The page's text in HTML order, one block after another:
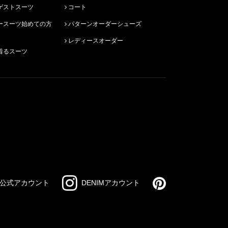
ストスーツ
るスーツ
コート
パターンオーダーシューズ
レディースオーダー
公式アカウント DENIMアカウント